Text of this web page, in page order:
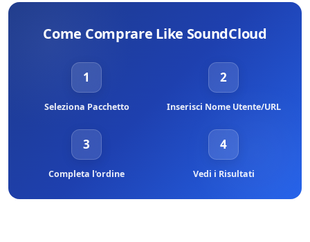
Come Comprare Like SoundCloud
1
Seleziona Pacchetto
2
Inserisci Nome Utente/URL
3
Completa l'ordine
4
Vedi i Risultati